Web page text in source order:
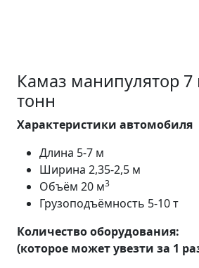
Камаз манипулятор 7
тонн
Характеристики автомобиля
Длина 5-7 м
Ширина 2,35-2,5 м
Объём 20 м3
Грузоподъёмность 5-10 т
Количество оборудования:
(которое может увезти за 1